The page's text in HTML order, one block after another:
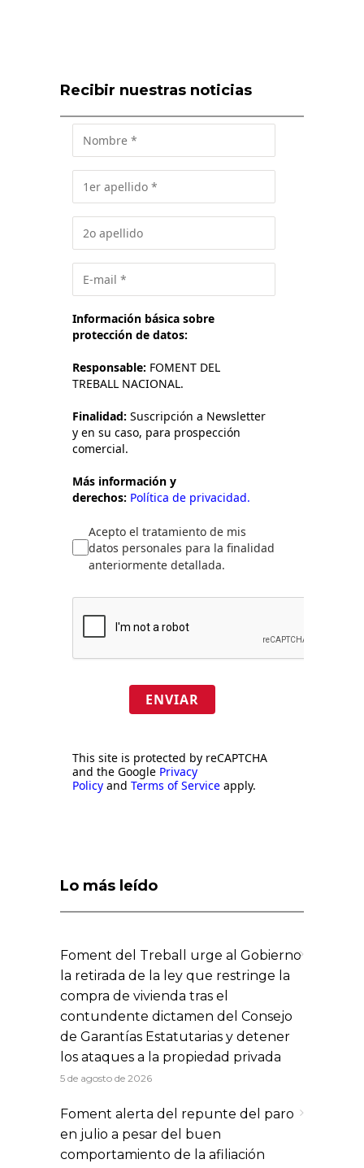
Recibir nuestras noticias
Información básica sobre
protección de datos:
Responsable: FOMENT DEL
TREBALL NACIONAL.
Finalidad: Suscripción a Newsletter
y en su caso, para prospección
comercial.
Más información y
derechos: Política de privacidad.
Acepto el tratamiento de mis
datos personales para la finalidad
anteriormente detallada.
ENVIAR
This site is protected by reCAPTCHA
and the Google Privacy
Policy and Terms of Service apply.
Lo más leído
Foment del Treball urge al Gobierno
la retirada de la ley que restringe la
compra de vivienda tras el
contundente dictamen del Consejo
de Garantías Estatutarias y detener
los ataques a la propiedad privada
5 de agosto de 2026
Foment alerta del repunte del paro
en julio a pesar del buen
comportamiento de la afiliación